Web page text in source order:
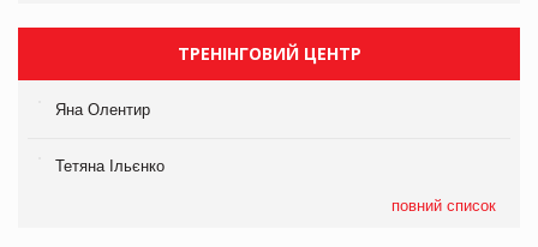
ТРЕНІНГОВИЙ ЦЕНТР
Яна Олентир
Тетяна Ільєнко
повний список